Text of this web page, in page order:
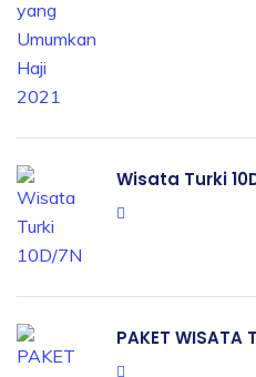
Wisata Turki
PAKET WISATA